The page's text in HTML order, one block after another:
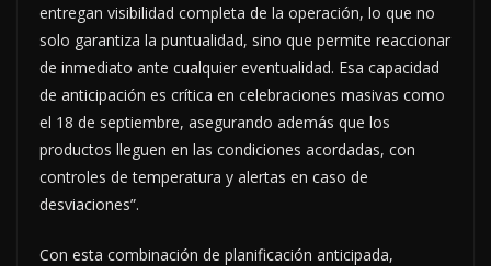
entregan visibilidad completa de la operación, lo que no
solo garantiza la puntualidad, sino que permite reaccionar
de inmediato ante cualquier eventualidad. Esa capacidad
de anticipación es crítica en celebraciones masivas como
el 18 de septiembre, asegurando además que los
productos lleguen en las condiciones acordadas, con
controles de temperatura y alertas en caso de
desviaciones”.
Con esta combinación de planificación anticipada,